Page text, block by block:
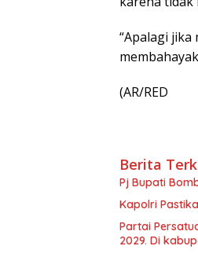
“Apalagi
(AR/RED
Berita
Pj Bupati
Kapolri
Partai
2029. Di